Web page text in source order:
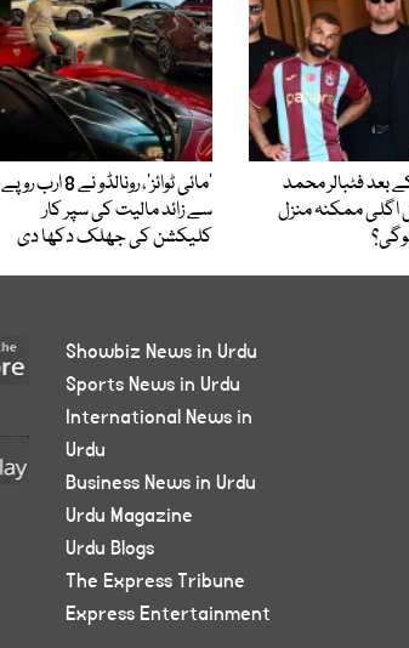
بعد فٹبالر محمد
ممکنہ منزل
’مائی ٹوائز‘، رونالڈو نے 8 ارب روپے
سے زائد مالیت کی سپر کار
کلیکشن کی جھلک دکھا دی
Showbiz News in Urdu
Sports News in Urdu
International News in
Urdu
Business News in Urdu
Urdu Magazine
Urdu Blogs
The Express Tribune
Express Entertainment